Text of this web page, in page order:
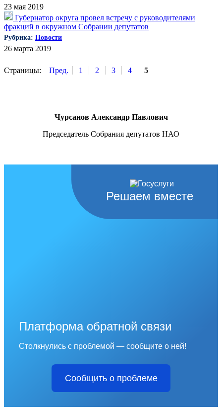
23 мая 2019
Губернатор округа провел встречу с руководителями
фракций в окружном Собрании депутатов
Рубрика: Новости
26 марта 2019
Страницы: Пред. 1 2 3 4 5
Чурсанов Александр Павлович
Председатель Собрания депутатов НАО
Решаем вместе
Платформа обратной связи
Столкнулись с проблемой — сообщите о ней!
Сообщить о проблеме